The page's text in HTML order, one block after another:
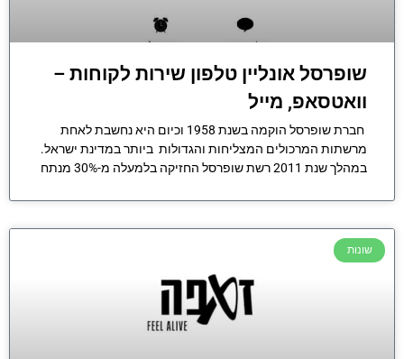
שופרסל אונליין טלפון שירות לקוחות –
וואטסאפ, מייל
חברת שופרסל הוקמה בשנת 1958 וכיום היא נחשבת לאחת
מרשתות המרכולים המצליחות והגדולות ביותר במדינת ישראל.
במהלך שנת 2011 רשת שופרסל החזיקה בלמעלה מ-30% מנתח
שונות